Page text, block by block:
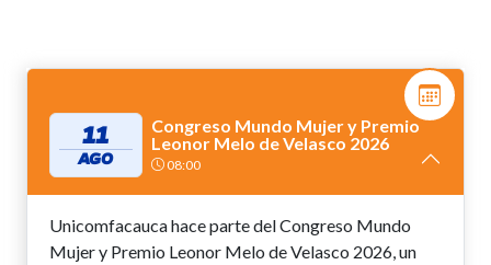
11
AGO
Congreso Mundo Mujer y Premio
Leonor Melo de Velasco 2026
08:00
Unicomfacauca hace parte del Congreso Mundo
Mujer y Premio Leonor Melo de Velasco 2026, un